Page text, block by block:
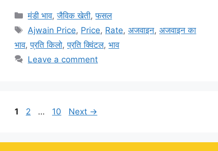
Categories
मंडी भाव,जैविक खेती,फसल
Tags
Ajwain Price, Price, Rate,अजवाइन,अजवाइन का
भाव,प्रति किलो,प्रति क्विंटल, भाव
Leave a comment
Page
1 Page
2 … Page
10 Next →